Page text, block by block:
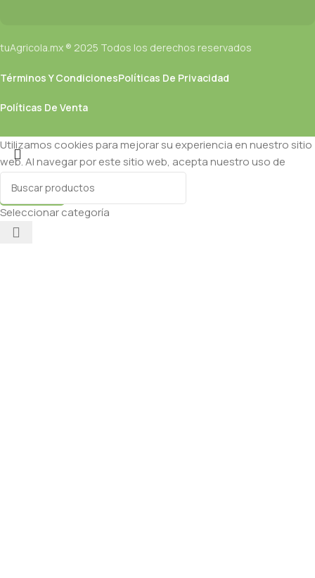
tuAgricola.mx ® 2025 Todos los derechos reservados
Términos Y CondicionesPolíticas De Privacidad
Políticas De Venta
Seleccionar categoría
Utilizamos cookies para mejorar su experiencia en nuestro sitio
web. Al navegar por este sitio web, acepta nuestro uso de
Aceptar